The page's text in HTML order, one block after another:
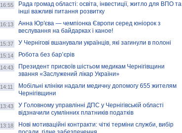
AB InBev Efes Україна підтримала
навчальний проєкт "Молодіжна бізнес-
школа", спрямований на розвиток
підприємництва у Чернігівській області
Золота тварина: видання Forbes
написало про чернігівця Патрона: хто і
скільки на ньому заробляє? І куди
витрачають?
16:55
Рада громад області: освіта, інвестиції, житло для ВПО та
інші важливі питання розвитку
16:13
Анна Юр'єва — чемпіонка Європи серед юніорок з
веслування на байдарках і каное!
15:37 У Чернігові вшанували українців, які загинули в полоні
15:14 Робота без бар’єрів
14:43
Президент присвоїв шістьом медикам Чернігівщини
звання «Заслужений лікар України»
14:11
Мобільні клініки надали медичну допомогу 655 жителям
Чернігівщини
13:43
У Головному управлінні ДПС у Чернігівській області
відзначили сумлінних платників податків
13:18
Нові мотиваційні контракти: чіткі терміни служби, вибір